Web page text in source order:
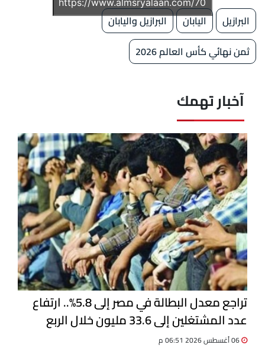
البرازيل اليابان
البرازيل واليابان
ثمن نهائي كأس العالم 2026
آخبار تهمك
تراجع معدل البطالة في مصر إلى 5.8%.. ارتفاع
عدد المشتغلين إلى 33.6 مليون خلال الربع
الثاني 2026